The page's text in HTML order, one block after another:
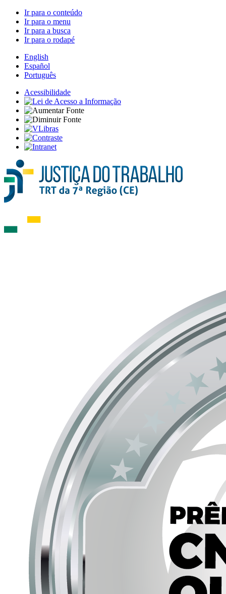
Ir para o conteúdo
Ir para o menu
Ir para a busca
Ir para o rodapé
English
Español
Português
Acessibilidade